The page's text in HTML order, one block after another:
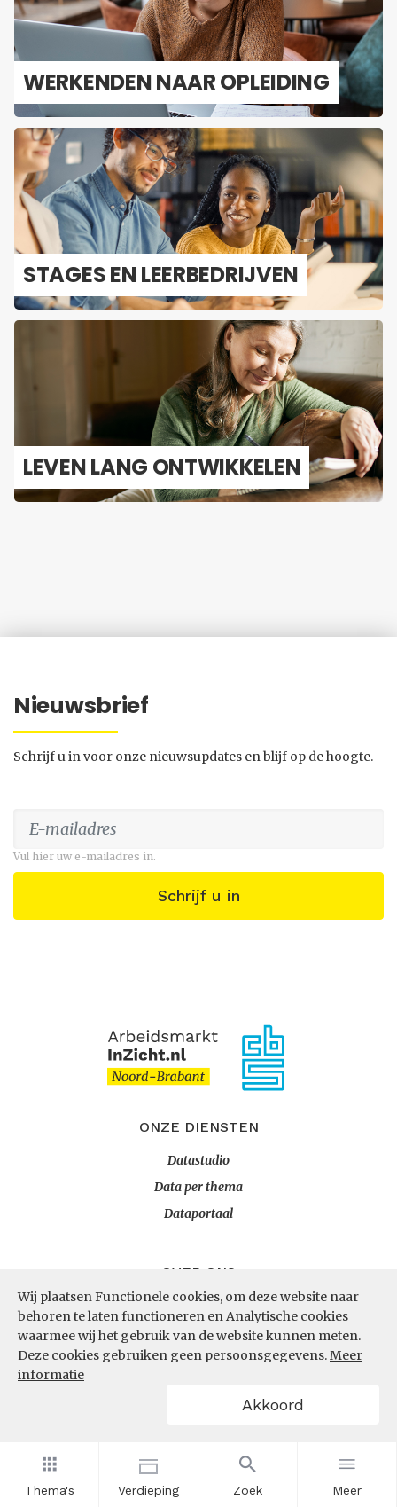
Thema's Verdieping Zoek Meer
Wij plaatsen Functionele cookies, om deze website naar
behoren te laten functioneren en Analytische cookies
waarmee wij het gebruik van de website kunnen meten.
Deze cookies gebruiken geen persoonsgegevens.Meer
informatie
Akkoord
WER­KEN­DEN NAAR OP­LEI­DING
STA­GES EN LEER­BE­DRIJ­VEN
LEVEN LANG ONT­WIK­KE­LEN
Nieuwsbrief
Schrijf u in voor onze nieuwsupdates en blijf op de hoogte.
Vul hier uw e-mailadres in.
Schrijf u in
ONZE DIENSTEN
Datastudio
Data per thema
Dataportaal
OVER ONS
InZicht
Contact